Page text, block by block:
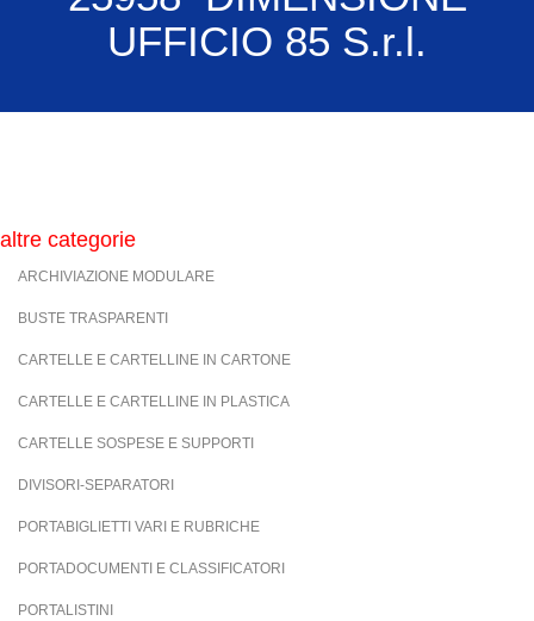
UFFICIO 85 S.r.l.
altre categorie
ARCHIVIAZIONE MODULARE
BUSTE TRASPARENTI
CARTELLE E CARTELLINE IN CARTONE
CARTELLE E CARTELLINE IN PLASTICA
CARTELLE SOSPESE E SUPPORTI
DIVISORI-SEPARATORI
PORTABIGLIETTI VARI E RUBRICHE
PORTADOCUMENTI E CLASSIFICATORI
PORTALISTINI